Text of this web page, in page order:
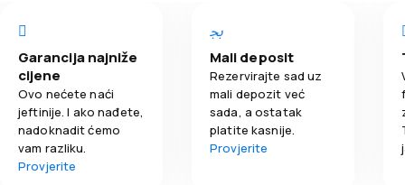
Garancija najniže
cijene
Ovo nećete naći
jeftinije. I ako nađete,
nadoknadit ćemo
vam razliku.
Provjerite
Mali deposit
Rezervirajte sad uz
mali depozit već
sada, a ostatak
platite kasnije.
Provjerite